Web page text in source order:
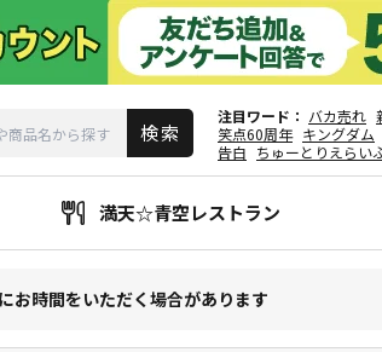
注目ワード バカ売れ
笑点60周年 キングダム
告白 ちゅーとりえらい
満天☆青空レストラン
お時間をいただく場合があります